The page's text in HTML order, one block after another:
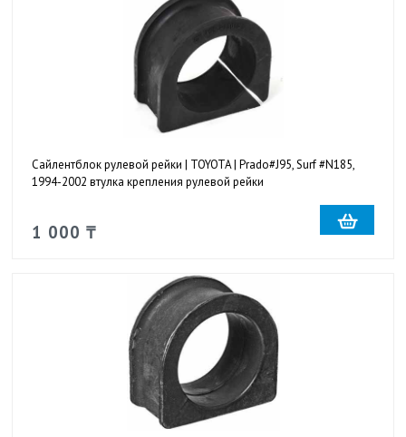
Сайлентблок рулевой рейки | TOYOTA | Prado#J95, Surf #N185,
1994-2002 втулка крепления рулевой рейки
1 000 ₸